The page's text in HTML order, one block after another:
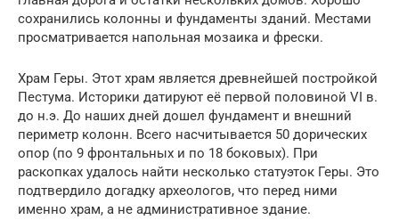
сохранились колонны и фундаменты зданий. Местами
просматривается напольная мозаика и фрески.
Храм Геры. Этот храм является древнейшей постройкой
Пестума. Историки датируют её первой половиной VI в.
до н.э. До наших дней дошел фундамент и внешний
периметр колонн. Всего насчитывается 50 дорических
опор (по 9 фронтальных и по 18 боковых). При
раскопках удалось найти несколько статуэток Геры. Это
подтвердило догадку археологов, что перед ними
именно храм, а не административное здание.